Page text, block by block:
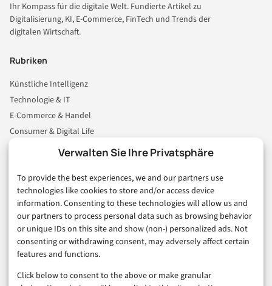
Verwalten Sie Ihre Privatsphäre
To provide the best experiences, we and our partners use
technologies like cookies to store and/or access device
information. Consenting to these technologies will allow us and
our partners to process personal data such as browsing behavior
or unique IDs on this site and show (non-) personalized ads. Not
consenting or withdrawing consent, may adversely affect certain
features and functions.
Click below to consent to the above or make granular
Ihr Kompass für die digitale Welt. Fundierte Artikel zu
Digitalisierung, KI, E-Commerce, FinTech und Trends der
digitalen Wirtschaft.
Rubriken
Künstliche Intelligenz
Technologie & IT
E-Commerce & Handel
Consumer & Digital Life
Business & Karriere
Sicherheit & Recht
Digitalisierung
Marketing
Magazin
Unsere Redaktion